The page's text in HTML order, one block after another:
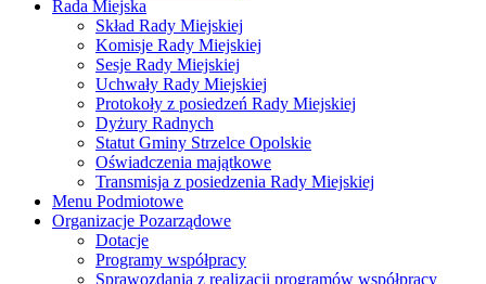
Rada Miejska
Skład Rady Miejskiej
Komisje Rady Miejskiej
Sesje Rady Miejskiej
Uchwały Rady Miejskiej
Protokoły z posiedzeń Rady Miejskiej
Dyżury Radnych
Statut Gminy Strzelce Opolskie
Oświadczenia majątkowe
Transmisja z posiedzenia Rady Miejskiej
Menu Podmiotowe
Organizacje Pozarządowe
Dotacje
Programy współpracy
Sprawozdania z realizacji programów współpracy